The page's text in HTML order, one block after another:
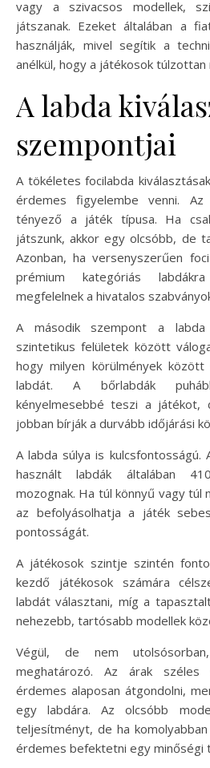
vagy a szivacsos modellek,
játszanak. Ezeket általában a
használják, mivel segítik a
anélkül, hogy a játékosok
A labda
szempontjai
A tökéletes focilabda
érdemes figyelembe venni.
tényező a játék típusa. Ha
játszunk, akkor egy olcsóbb, de
Azonban, ha versenyszerűen
prémium kategóriás
megfelelnek a hivatalos
A második szempont a
szintetikus felületek között
hogy milyen körülmények között
labdát. A bőrlabdák
kényelmesebbé teszi a játékot,
jobban bírják a durvább időjárási
A labda súlya is kulcsfontosságú.
használt labdák általában
mozognak. Ha túl könnyű vagy túl
az befolyásolhatja a játék
pontosságát.
A játékosok szintje szintén
kezdő játékosok számára
labdát választani, míg a
nehezebb, tartósabb modellek
Végül, de nem
meghatározó. Az árak széles
érdemes alaposan átgondolni,
egy labdára. Az olcsóbb
teljesítményt, de ha
érdemes befektetni egy minőségi